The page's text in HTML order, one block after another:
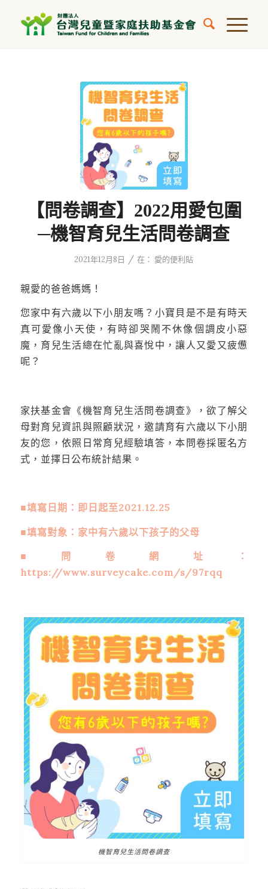
【問卷調查】2022用愛包圍
─機智育兒生活問卷調查
2021年12月8日 / 在： 愛的便利貼
親愛的爸爸媽媽！
您家中有六歲以下小朋友嗎？小寶貝是不是有時天
真可愛像小天使，有時卻哭鬧不休像個調皮小惡
魔，育兒生活總在忙亂與喜悅中，讓人又愛又疲憊
呢？
家扶基金會《機智育兒生活問卷調查》，欲了解父
母對育兒資訊與照顧狀況，邀請育有六歲以下小朋
友的您，依照日常育兒經驗填答，本問卷採匿名方
式，並擇日公布統計結果。
■填寫日期：即日起至2021.12.25
■填寫對象：家中有六歲以下孩子的父母
■問卷網址：
https://www.surveycake.com/s/97rqq
機智育兒生活問卷調查